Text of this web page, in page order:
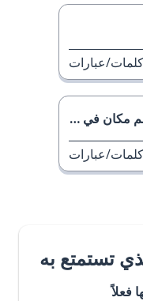
كلمات/عبارات
في إنجلترا
كلمات/عبارات
تستمتع به
فعلاً